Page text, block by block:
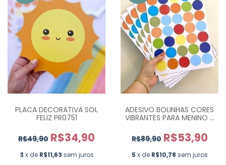
PLACA DECORATIVA SOL
FELIZ PR0751
R$49,90 R$34,90
3 x de R$11,63 sem juros
ADESIVO BOLINHAS CORES
VIBRANTES PARA MENINO -
R$89,90 R$53,90
5 x de R$10,78 sem juros